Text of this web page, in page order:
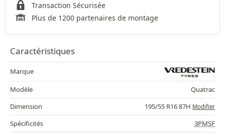
Transaction Sécurisée
Plus de 1200 partenaires de montage
Caractéristiques
Marque
Modèle
Quatrac
Dimension
195/55 R16 87H Modifier
Spécificités
3PMSF